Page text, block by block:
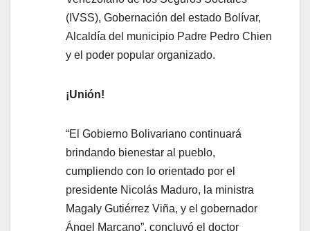
(IVSS), Gobernación del estado Bolívar,
Alcaldía del municipio Padre Pedro Chien
y el poder popular organizado.
¡Unión!
“El Gobierno Bolivariano continuará
brindando bienestar al pueblo,
cumpliendo con lo orientado por el
presidente Nicolás Maduro, la ministra
Magaly Gutiérrez Viña, y el gobernador
Ángel Marcano”, concluyó el doctor